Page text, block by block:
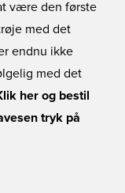
være den første
med det
endnu ikke
med det
her og bestil
tryk på